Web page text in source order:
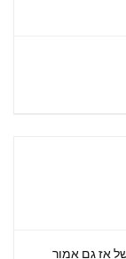
אז גם אמור